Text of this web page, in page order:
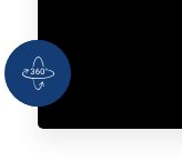
360 Grad Ansicht